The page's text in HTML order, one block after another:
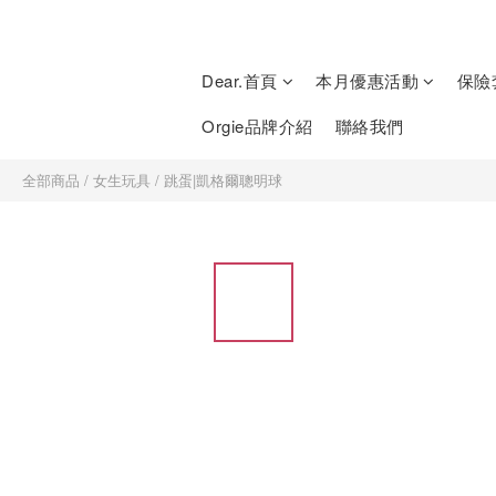
Dear.首頁 本月優惠活動
保險
Orgie品牌介紹
聯絡我們
全部商品 / 女生玩具 / 跳蛋|凱格爾聰明球